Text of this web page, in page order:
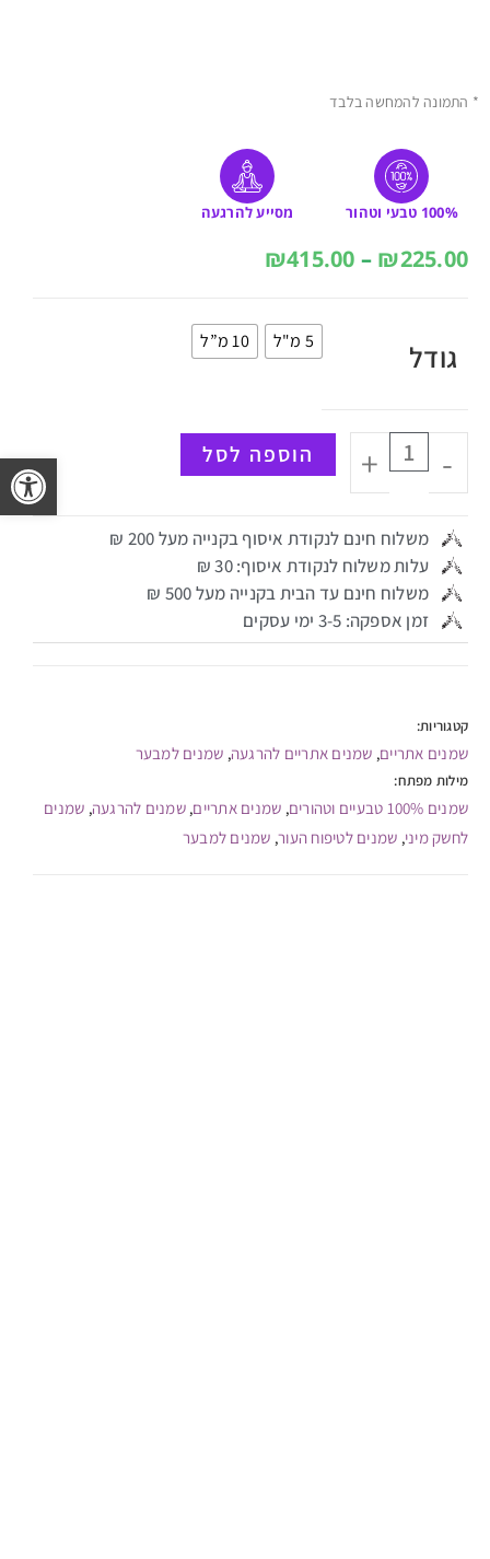
₪225.00
–
₪415.00
גודל 5 מ"ל 10 מ”ל
-
+ הוספה לסל
משלוח חינם לנקודת איסוף בקנייה מעל 200 ₪
עלות משלוח לנקודת איסוף: 30 ₪
משלוח חינם עד הבית בקנייה מעל 500 ₪
זמן אספקה: 3-5 ימי עסקים
קטגוריות:
שמנים אתריים, שמנים אתריים להרגעה, שמנים למבער
מילות מפתח:
שמנים 100% טבעיים וטהורים , שמנים אתריים,שמנים להרגעה, שמנים
לחשק מיני, שמנים לטיפוח העור, שמנים למבער
* התמונה להמחשה בלבד
100% טבעי וטהור מסייע להרגעה